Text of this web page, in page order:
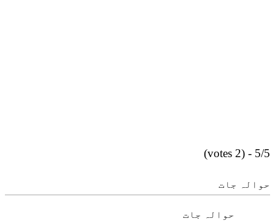
5/5 - (2 votes)
حوالہ جات
حوالہ جات